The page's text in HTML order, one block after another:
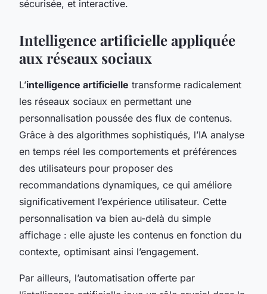
sécurisée, et interactive.
Intelligence artificielle appliquée
aux réseaux sociaux
L’intelligence artificielle transforme radicalement
les réseaux sociaux en permettant une
personnalisation poussée des flux de contenus.
Grâce à des algorithmes sophistiqués, l’IA analyse
en temps réel les comportements et préférences
des utilisateurs pour proposer des
recommandations dynamiques, ce qui améliore
significativement l’expérience utilisateur. Cette
personnalisation va bien au-delà du simple
affichage : elle ajuste les contenus en fonction du
contexte, optimisant ainsi l’engagement.
Par ailleurs, l’automatisation offerte par